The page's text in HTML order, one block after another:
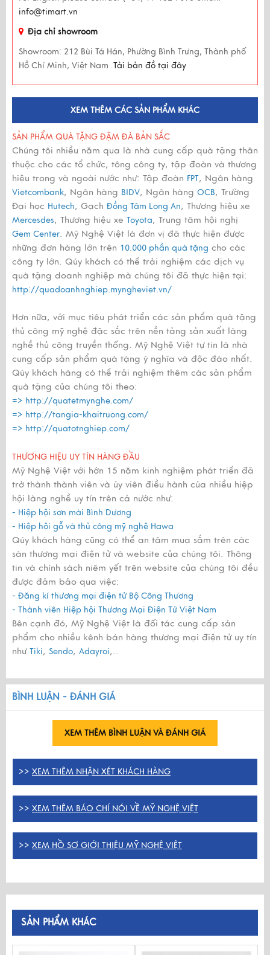
info@timart.vn
Địa chỉ showroom
Showroom: 212 Bùi Tá Hán, Phường Bình Trưng, Thành phố
Hồ Chí Minh, Việt Nam Tải bản đồ tại đây
XEM THÊM CÁC SẢN PHẨM KHÁC
SẢN PHẨM QUÀ TẶNG ĐẬM ĐÀ BẢN SẮC
Chúng tôi nhiều năm qua là nhà cung cấp quà tặng thân
thuộc cho các tổ chức, tông công ty, tập đoàn và thương
hiệu trong và ngoài nước như: Tập đoàn FPT, Ngân hàng
Vietcombank, Ngân hàng BIDV, Ngân hàng OCB, Trường
Đại học Hutech, Gạch Đồng Tâm Long An, Thương hiệu xe
Mercesdes, Thương hiệu xe Toyota, Trung tâm hội nghị
Gem Center . Mỹ Nghệ Việt là đơn vị đã thực hiện được
những đơn hàng lớn trên 10.000 phần quà tặng cho các
công ty lớn. Qúy khách có thể trải nghiệm các dịch vụ
quà tặng doanh nghiệp mà chúng tôi đã thực hiện tại:
http://quadoanhnghiep.myngheviet.vn/
Hơn nữa, với mục tiêu phát triển các sản phẩm quà tặng
thủ công mỹ nghệ đặc sắc trên nền tảng sản xuất làng
nghề thủ công truyền thống. Mỹ Nghệ Việt tự tin là nhà
cung cấp sản phẩm quà tặng ý nghĩa và độc đáo nhất.
Qúy khách hàng có thể trải nghiệm thêm các sản phẩm
quà tặng của chúng tôi theo:
=> http://quatetmynghe.com/
=> http://tangia-khaitruong.com/
=> http://quatotnghiep.com/
THƯƠNG HIỆU UY TÍN HÀNG ĐẦU
Mỹ Nghệ Việt với hớn 15 năm kinh nghiệm phát triển đã
trở thành thành viên và ủy viên điều hành của nhiều hiệp
hội làng nghề uy tín trên cả nước như:
- Hiệp hội sơn mài Bình Dương
- Hiệp hội gỗ và thủ công mỹ nghệ Hawa
Qúy khách hàng cũng có thể an tâm mua sắm trên các
sàn thương mại điện tử và website của chúng tôi. Thông
tin và chính sách niêm yết trên website của chúng tôi đều
được đảm bảo qua việc:
- Đăng kí thương mại điện tử Bộ Công Thương
- Thành viên Hiệp hội Thương Mại Điện Tử Việt Nam
Bên cạnh đó, Mỹ Nghệ Việt là đối tác cung cấp sản
phẩm cho nhiều kênh bán hàng thương mại điện tử uy tín
như Tiki, Sendo, Adayroi,..
BÌNH LUẬN - ĐÁNH GIÁ
XEM THÊM BÌNH LUẬN VÀ ĐÁNH GIÁ
>> XEM THÊM NHẬN XÉT KHÁCH HÀNG
>> XEM THÊM BÁO CHÍ NÓI VỀ MỸ NGHỆ VIỆT
>> XEM HỒ SƠ GIỚI THIỆU MỸ NGHỆ VIỆT
SẢN PHẨM KHÁC